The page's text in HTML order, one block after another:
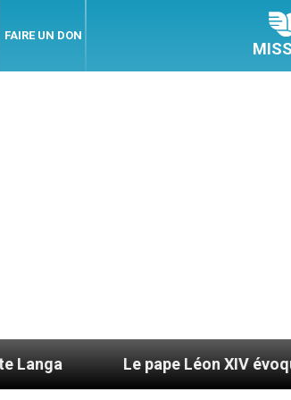
FAIRE UN DON
Le pape Léon XIV évoque un voyage